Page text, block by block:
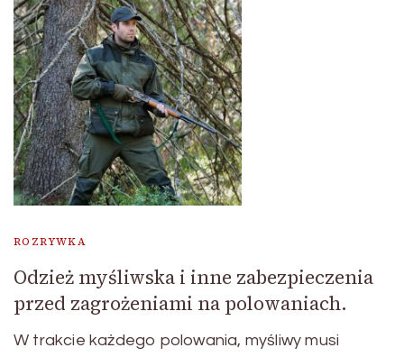
ROZRYWKA
Odzież myśliwska i inne zabezpieczenia
przed zagrożeniami na polowaniach.
W trakcie każdego polowania, myśliwy musi